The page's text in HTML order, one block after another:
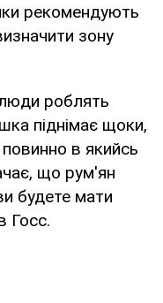
рекомендують
зону
роблять
піднімає щоки,
в якийсь
що рум'ян
будете мати
Госс.